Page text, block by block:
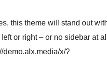
this theme will stand out
or right – or no sidebar at
demo.alx.media/x/?